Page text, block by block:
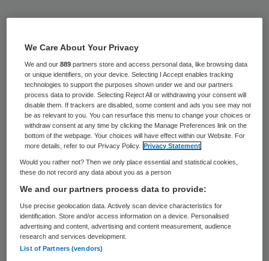
nieuwe directeur van de Nederlandse
Diabetes Federatie (NDF). Zij volgt Inge de
Weerdt op, die sinds mei
programmamanager is van de fusie tussen
het Westfriesgasthuis en het
Waterlandziekenhuis.
Volgens Bouwmeester biedt de functie
haar de kans om met nieuwe energie werk
te maken van vernieuwing van de zorg. “Ik
ken de NDF als een zeer relevante,
innovatieve koepel die zich met een sector
We Care About Your Privacy
We and our889 partners store and access personal data, like browsing data
or unique identifiers, on your device. Selecting I Accept enables tracking
technologies to support the purposes shown under we and our partners
process data to provide. Selecting Reject All or withdrawing your consent will
disable them. If trackers are disabled, some content and ads you see may not
be as relevant to you. You can resurface this menu to change your choices or
withdraw consent at any time by clicking the Manage Preferences link on the
bottom of the webpage. Your choices will have effect within our Website. For
more details, refer to our Privacy Policy.
Privacy Statement
Would you rather not? Then we only place essential and statistical cookies,
these do not record any data about you as a person
We and our partners process data to provide:
Use precise geolocation data. Actively scan device characteristics for
identification. Store and/or access information on a device. Personalised
advertising and content, advertising and content measurement, audience
research and services development.
List of Partners (vendors)